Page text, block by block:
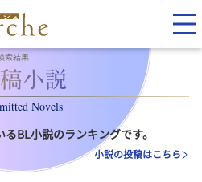
索結果
Novels
BL小説のランキングです。
小説の投稿はこちら